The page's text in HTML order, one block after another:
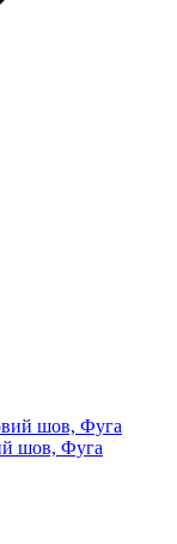
шов, Фуга